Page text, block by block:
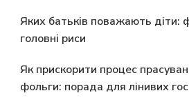
Яких батьків поважають діти:
головні риси
Як прискорити процес
фольги: порада для лінивих